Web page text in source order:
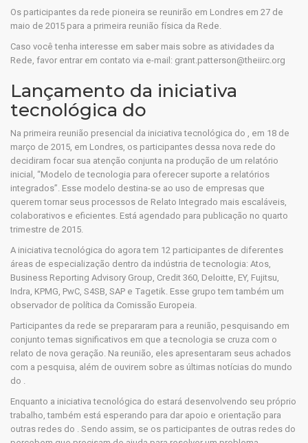
Os participantes da rede pioneira se reunirão em Londres em 27 de
maio de 2015 para a primeira reunião física da Rede.
Caso você tenha interesse em saber mais sobre as atividades da
Rede, favor entrar em contato via e-mail: grant.patterson@theiirc.org
Lançamento da iniciativa
tecnológica do
Na primeira reunião presencial da iniciativa tecnológica do , em 18 de
março de 2015, em Londres, os participantes dessa nova rede do
decidiram focar sua atenção conjunta na produção de um relatório
inicial, “Modelo de tecnologia para oferecer suporte a relatórios
integrados”. Esse modelo destina-se ao uso de empresas que
querem tornar seus processos de Relato Integrado mais escaláveis,
colaborativos e eficientes. Está agendado para publicação no quarto
trimestre de 2015.
A iniciativa tecnológica do agora tem 12 participantes de diferentes
áreas de especialização dentro da indústria de tecnologia: Atos,
Business Reporting Advisory Group, Credit 360, Deloitte, EY, Fujitsu,
Indra, KPMG, PwC, S4SB, SAP e Tagetik. Esse grupo tem também um
observador de política da Comissão Europeia.
Participantes da rede se prepararam para a reunião, pesquisando em
conjunto temas significativos em que a tecnologia se cruza com o
relato de nova geração. Na reunião, eles apresentaram seus achados
com a pesquisa, além de ouvirem sobre as últimas notícias do mundo
do .
Enquanto a iniciativa tecnológica do estará desenvolvendo seu próprio
trabalho, também está esperando para dar apoio e orientação para
outras redes do . Sendo assim, se os participantes de outras redes do